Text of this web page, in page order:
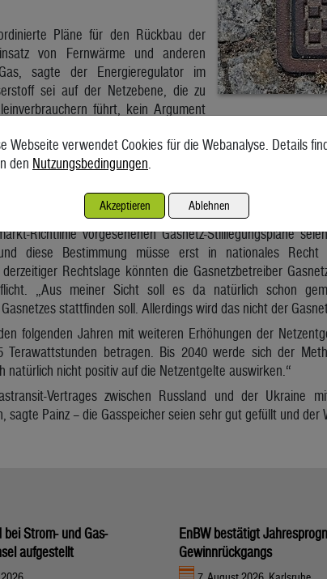
Pläne für den Rückbau der
von Fernwärme und anderen
sagte der Energieregulator im
sei auf der Netzebene, die zu
führt, kein Argument
so die E-Control. Wasserstoff als Ersatz für Erdgas werde
umfasst derzeit rund 2.000 Kilometer an Fernleitungen
ein Bruchteil übrig bleiben. Exakte Zahlen könne man
Grid Management (AGGM), die den Netzbetreibern gehört
auch den Gastransit zuständig ist.
Richtlinie vorgesehenen Gasnetz-Stilllegungspläne
diese Bestimmung müsse erst in nationales
derzeitiger Rechtslage könnten die Gasnetzbetreiber
„Aus meiner Sicht soll es da natürlich schon
stattfinden soll. Allerdings wird das nicht der
folgenden Jahren mit weiteren Erhöhungen der
Terawattstunden betragen. Bis 2040 werde sich der
natürlich nicht positiv auf die Netzentgelte auswirken.“
Vertrages zwischen Russland und der Ukraine
sagte Painz – die Gasspeicher seien sehr gut gefüllt und der
bei Strom- und Gas-
aufgestellt
EnBW bestätigt
Gewinnrückgangs
Webseite verwendet Cookies für die Webanalyse. Details
den Nutzungsbedingungen
Akzeptieren Ablehnen